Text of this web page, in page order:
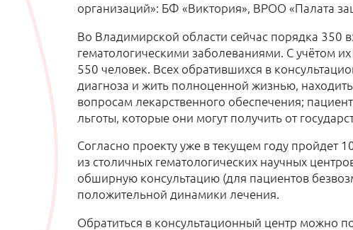
организаций»: БФ «Виктория», ВРОО «Палата
Во Владимирской области сейчас порядка 350
гематологическими заболеваниями. С учётом
550 человек. Всех обратившихся в
диагноза и жить полноценной жизнью,
вопросам лекарственного обеспечения;
льготы, которые они могут получить от
Согласно проекту уже в текущем году пройдет
из столичных гематологических научных
обширную консультацию (для пациентов
положительной динамики лечения.
Обратиться в консультационный центр можно